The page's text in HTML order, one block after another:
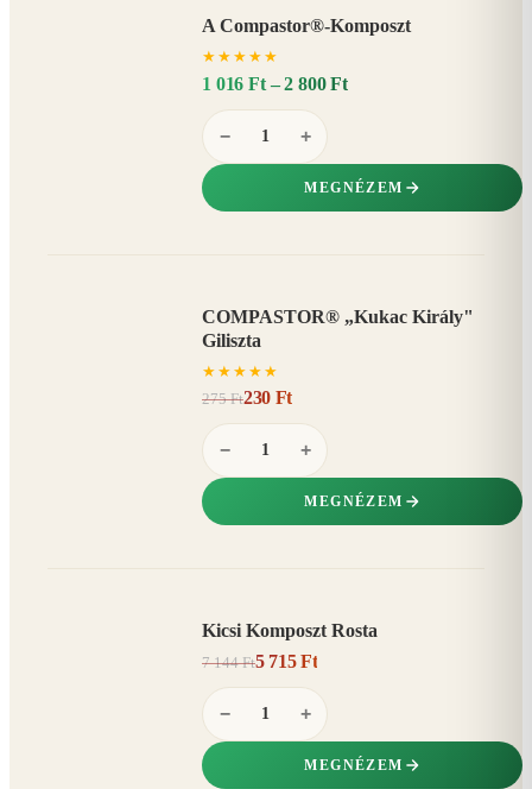
A Compastor®-Komposzt
★ ★ ★ ★ ★
1 016 Ft – 2 800 Ft
− +
MEGNÉZEM
COMPASTOR® „Kukac Király"
Giliszta
★ ★ ★ ★ ★
275 Ft230 Ft
− +
MEGNÉZEM
Kicsi Komposzt Rosta
7 144 Ft5 715 Ft
− +
MEGNÉZEM